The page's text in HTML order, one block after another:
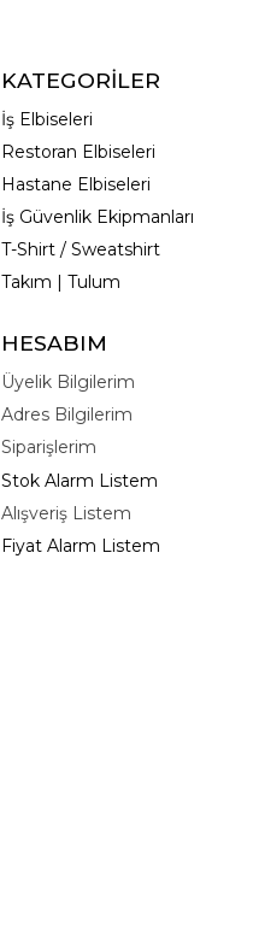
KATEGORİLER
İş Elbiseleri
Restoran Elbiseleri
Hastane Elbiseleri
İş Güvenlik Ekipmanları
T-Shirt / Sweatshirt
Takım | Tulum
HESABIM
Üyelik Bilgilerim
Adres Bilgilerim
Siparişlerim
Stok Alarm Listem
Alışveriş Listem
Fiyat Alarm Listem